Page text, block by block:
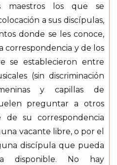
maestros los que se
a sus discípulas,
donde se les conoce,
correspondencia y de los
se establecieron entre
(sin discriminación
y capillas de
preguntar a otros
de su correspondencia
vacante libre, o por el
discípula que pueda
disponible. No hay